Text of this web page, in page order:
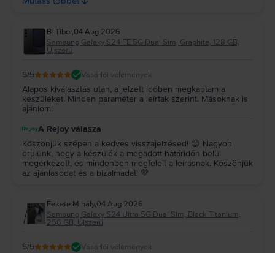
B. Tibor,04 Aug 2026
Samsung Galaxy S24 FE 5G Dual Sim, Graphite, 128 GB,
Újszerű
5/5 Vásárlói vélemények
Alapos kiválasztás után, a jelzett időben megkaptam a
készüléket. Minden paraméter a leírtak szerint. Másoknak is
ajánlom!
A Rejoy válasza
Köszönjük szépen a kedves visszajelzésed! 😊 Nagyon
örülünk, hogy a készülék a megadott határidőn belül
megérkezett, és mindenben megfelelt a leírásnak. Köszönjük
az ajánlásodat és a bizalmadat! 💚
Fekete Mihály,04 Aug 2026
Samsung Galaxy S24 Ultra 5G Dual Sim, Black Titanium,
256 GB, Újszerű
5/5 Vásárlói vélemények